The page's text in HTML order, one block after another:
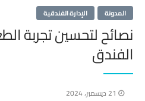
الإدارة الفندقية المدونة
نصائح لتحسين تجربة
الفندق
نُشر
21 ديسمبر، 2024